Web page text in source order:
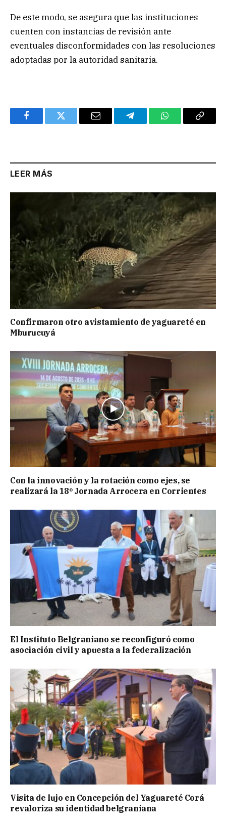
De este modo, se asegura que las instituciones
cuenten con instancias de revisión ante
eventuales disconformidades con las resoluciones
adoptadas por la autoridad sanitaria.
FacebookTwitter Email TelegramWhatsAppCopy
LEER MÁS
Confirmaron otro avistamiento de yaguareté en
Mburucuyá
Con la innovación y la rotación como ejes, se
realizará la 18º Jornada Arrocera en Corrientes
El Instituto Belgraniano se reconfiguró como
asociación civil y apuesta a la federalización
Visita de lujo en Concepción del Yaguareté Corá
revaloriza su identidad belgraniana